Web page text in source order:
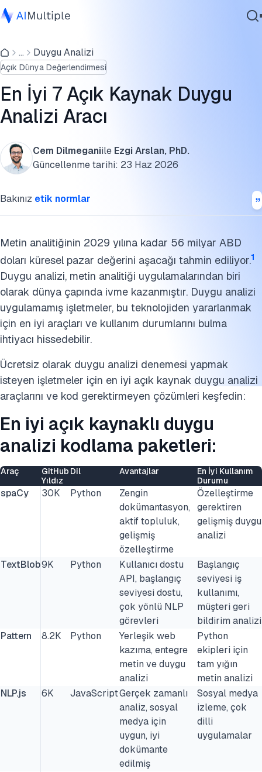
Ajanik Yapay Zeka
Siber güvenlik
Veri
Kurumsal Yazılım
Hizmetler
... Duygu Analizi
Açık Dünya Değerlendirmesi
En İyi 7 Açık Kaynak Duygu
Analizi Aracı
Cem Dilmeganiile Ezgi Arslan, PhD.
Güncellenme tarihi: 23 Haz 2026
Bakınız etik normlar
Metin analitiğinin 2029 yılına kadar 56 milyar ABD
doları küresel pazar değerini aşacağı tahmin ediliyor.1
Duygu analizi, metin analitiği uygulamalarından biri
olarak dünya çapında ivme kazanmıştır. Duygu analizi
uygulamamış işletmeler, bu teknolojiden yararlanmak
için en iyi araçları ve kullanım durumlarını bulma
ihtiyacı hissedebilir.
Ücretsiz olarak duygu analizi denemesi yapmak
isteyen işletmeler için en iyi açık kaynak duygu analizi
araçlarını ve kod gerektirmeyen çözümleri keşfedin:
En iyi açık kaynaklı duygu
analizi kodlama paketleri:
Araç
GitHub
Yıldız
Dil Avantajlar
En İyi Kullanım
Durumu
spaCy 30K Python
Zengin
dokümantasyon,
aktif topluluk,
gelişmiş
özelleştirme
Özelleştirme
gerektiren
gelişmiş duygu
analizi
TextBlob9K Python
Kullanıcı dostu
API, başlangıç
seviyesi dostu,
çok yönlü NLP
görevleri
Başlangıç
seviyesi iş
kullanımı,
müşteri geri
bildirim analizi
Pattern
8.2K Python
Yerleşik web
kazıma, entegre
metin ve duygu
analizi
Python
ekipleri için
tam yığın
metin analizi
NLP.js
6K JavaScriptGerçek zamanlı
analiz, sosyal
medya için
uygun, iyi
dokümante
edilmiş
Sosyal medya
izleme, çok
dilli
uygulamalar
En iyi düşük kodlu veya kod gerektirmeyen açık kaynak
duygu analizi araçları:
Açık kaynak platformlar duygu analizi için nasıl kullanılır?
Açık kaynak duygu analizi platformlarının artıları ve
Duygu analizi ve açık kaynak çözümler hakkında daha
fazlası için:
Bu araştırmayı kaynak gösterin